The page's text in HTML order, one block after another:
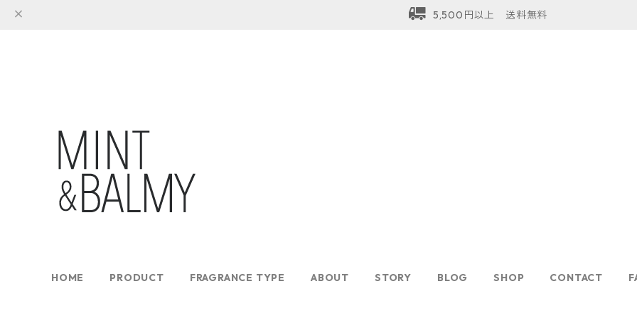
5,500円以上 送料無料
HOME PRODUCT FRAGRANCE TYPE ABOUT STORY BLOG SHOP CONTACT